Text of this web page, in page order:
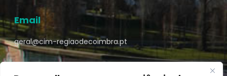
Email
geral@cim-regiaodecoimbra.pt